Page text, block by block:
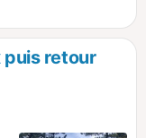
puis retour